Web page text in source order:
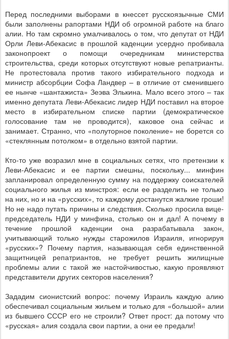
Перед последними выборами в кнессет русскоязычные СМИ
были заполнены рапортами НДИ об огромной работе на благо
алии. Но там скромно умалчивалось о том, что депутат от НДИ
Орли Леви-Абекасис в прошлой каденции усердно пробивала
законопроект о помощи очередникам
министерства
строительства, среди которых отсутствуют новые репатрианты.
Не протестовала против такого избирательного подхода и
министр абсорбции Софа Ландвер – в отличие от сменившего
ее нынче «шантажиста» Зеэва Элькина. Мало всего этого – так
именно депутата Леви-Абекасис лидер НДИ поставил на второе
место в избирательном списке партии (демократическое
голосование там не проводится), каковое она сейчас и
занимает. Странно, что «полуторное поколение» не борется со
«стеклянным потолком» в отдельно взятой партии.
Кто-то уже возразил мне в социальных сетях, что претензии к
Леви-Абекасис и ее партии смешны, поскольку... минфин
запланировал определенную сумму на поддержку соискателей
социального жилья из минстроя: если ее разделить не только
на них, но и на «русских», то каждому достанутся жалкие гроши!
Но не надо путать причины и следствия. Сколько просила вице-
председатель НДИ у минфина, столько он и дал! А почему в
течение прошлой каденции она разрабатывала закон,
учитывающий только нужды старожилов Израиля, игнорируя
«русских»? Почему партия, называющая себя единственной
защитницей репатриантов, не требует решить жилищные
проблемы алии с такой же настойчивостью, какую проявляют
представители других секторов населения?
Зададим сионистский вопрос: почему Израиль каждую алию
обеспечивал социальным жильем и только для «большой» алии
из бывшего СССР его не строили? Ответ прост: да потому что
«русская» алия создала свои партии, а они ее предали!